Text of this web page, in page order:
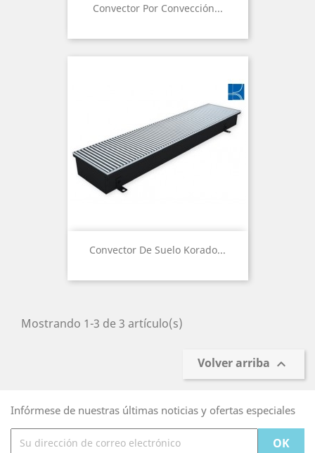
Convector Por Convección...
Convector De Suelo Korado...
Mostrando 1-3 de 3 artículo(s)
Volver arriba 
Infórmese de nuestras últimas noticias y ofertas especiales